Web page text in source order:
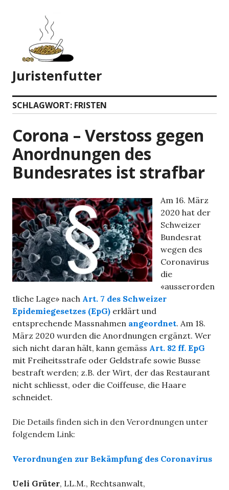
springen
Juristenfutter
SCHLAGWORT: FRISTEN
Corona – Verstoss gegen
Anordnungen des
Bundesrates ist strafbar
Am 16. März
2020 hat der
Schweizer
Bundesrat
wegen des
Coronavirus
die
«ausserorden
tliche Lage» nach Art. 7 des Schweizer
Epidemiegesetzes (EpG) erklärt und
entsprechende Massnahmen angeordnet. Am 18.
März 2020 wurden die Anordnungen ergänzt. Wer
sich nicht daran hält, kann gemäss Art. 82 ff. EpG
mit Freiheitsstrafe oder Geldstrafe sowie Busse
bestraft werden; z.B. der Wirt, der das Restaurant
nicht schliesst, oder die Coiffeuse, die Haare
schneidet.
Die Details finden sich in den Verordnungen unter
folgendem Link:
Verordnungen zur Bekämpfung des Coronavirus
Ueli Grüter, LL.M., Rechtsanwalt,